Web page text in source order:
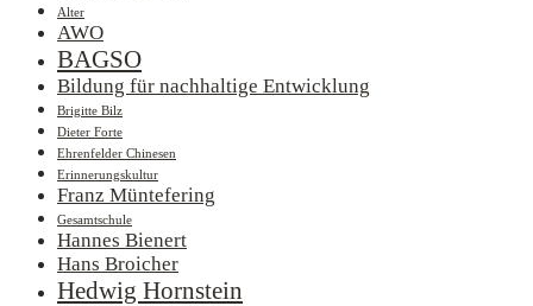
Alter
AWO
BAGSO
Bildung für nachhaltige Entwicklung
Brigitte Bilz
Dieter Forte
Ehrenfelder Chinesen
Erinnerungskultur
Franz Müntefering
Gesamtschule
Hannes Bienert
Hans Broicher
Hedwig Hornstein